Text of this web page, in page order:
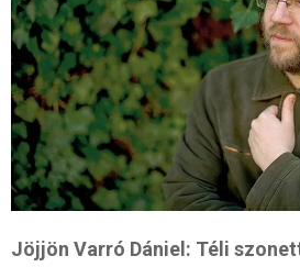
Jöjjön Varró Dániel: Téli